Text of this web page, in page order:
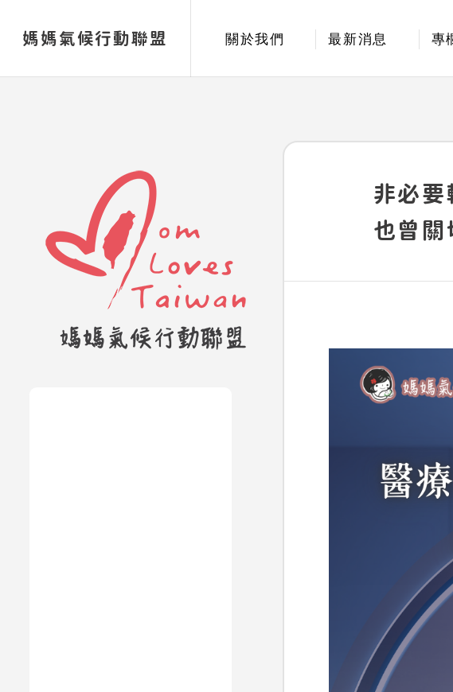
媽媽氣候行動聯盟 關於我們 最新消息 專
非必
也曾關